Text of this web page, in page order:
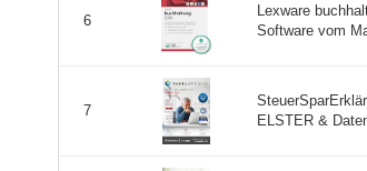
6
Lexware
Software vom
7
ELSTER &